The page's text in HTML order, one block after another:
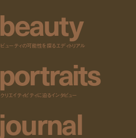
beauty
ビューティの可能性を探るエディトリアル
portraits
クリエイティビティに迫るインタビュー
journal